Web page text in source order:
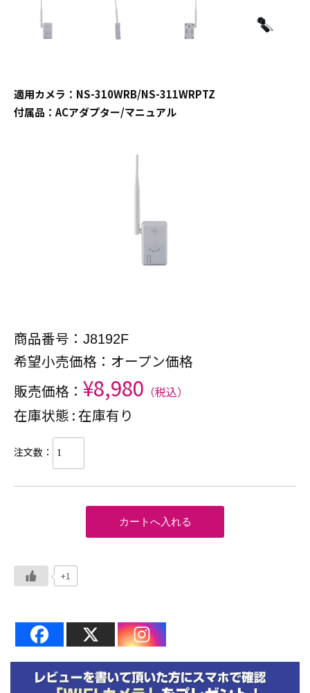
適用カメラ：NS-310WRB/NS-311WRPTZ
付属品：ACアダプター/マニュアル
商品番号： J8192F
希望小売価格：オープン価格
販売価格： ¥8,980 （税込）
在庫状態 : 在庫有り
注文数：
+1